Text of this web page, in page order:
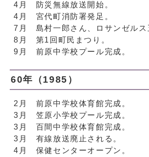
4月 防災無線放送開始。
4月 宮代町消防署発足。
7月 島村一郎さん、ロサンゼルス
8月 第1回町民まつり。
9月 前原中学校プール完成。
60年（1985）
2月 前原中学校体育館完成。
3月 笠原小学校プール完成。
3月 百間中学校体育館完成。
3月 有線放送廃止される。
4月 保健センターオープン。